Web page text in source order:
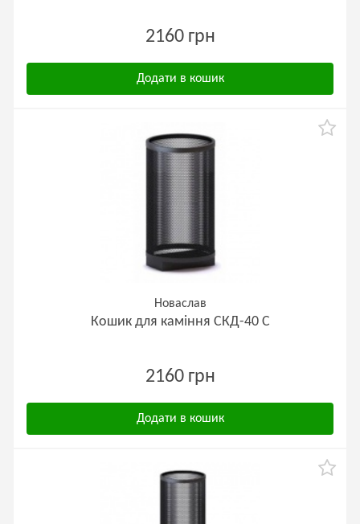
2160 грн
Додати в кошик
Новаслав
Кошик для каміння СКД-40 С
2160 грн
Додати в кошик